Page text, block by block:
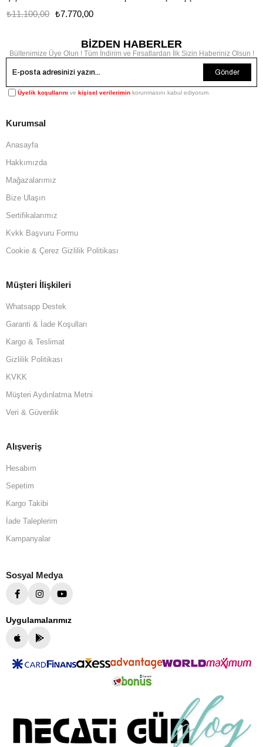
₺7.770,00
₺11.100,00
BİZDEN HABERLER
Bültenimize Üye Olun ! Tüm İndirim ve Fırsatlardan İlk Sizin Haberiniz Olsun !
Gönder
Üyelik koşullarını ve kişisel verilerimin korunmasını kabul ediyorum.
Kurumsal
Anasayfa
Hakkımızda
Mağazalarımız
Bize Ulaşın
Sertifikalarımız
Kvkk Başvuru Formu
Cookie & Çerez Gizlilik Politikası
Müşteri İlişkileri
Whatsapp Destek
Garanti & İade Koşulları
Kargo & Teslimat
Gizlilik Politikası
KVKK
Müşteri Aydınlatma Metni
Veri & Güvenlik
Alışveriş
Hesabım
Sepetim
Kargo Takibi
İade Taleplerim
Kampanyalar
Sosyal Medya
Uygulamalarımız